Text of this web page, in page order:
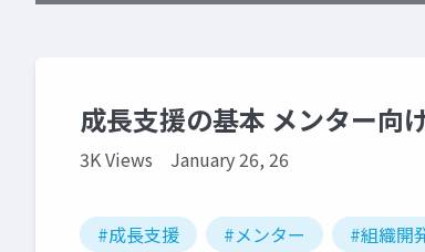
成長支援の基本 メンター向
3K Views January 26, 26
#成長支援 #メンター #組織開